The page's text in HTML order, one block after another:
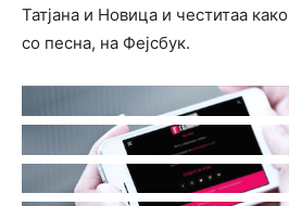
Татјана и Новица и честитаа
со песна, на Фејсбук.